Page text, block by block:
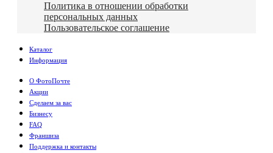
Политика в отношении обработки
персональных данных
Пользовательское соглашение
Каталог
Информация
О ФотоПочте
Акции
Сделаем за вас
Бизнесу
FAQ
Франшиза
Поддержка и контакты